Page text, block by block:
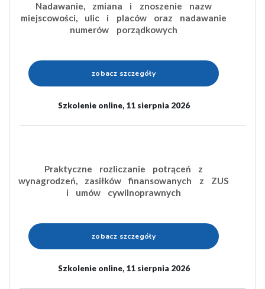
Nadawanie, zmiana i znoszenie nazw
miejscowości, ulic i placów oraz nadawanie
numerów porządkowych
zobacz szczegóły
Szkolenie online, 11 sierpnia 2026
Praktyczne rozliczanie potrąceń z
wynagrodzeń, zasiłków finansowanych z ZUS
i umów cywilnoprawnych
zobacz szczegóły
Szkolenie online, 11 sierpnia 2026